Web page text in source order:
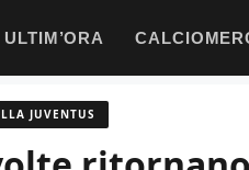
ULTIM’ORA
JUVENTUS